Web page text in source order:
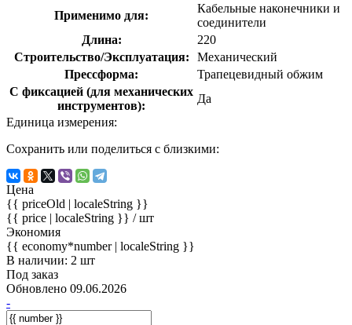
Применимо для:
Кабельные наконечники и
соединители
Длина:
220
Строительство/Эксплуатация:
Механический
Прессформа:
Трапецевидный обжим
С фиксацией (для механических
инструментов):
Да
Единица измерения:
Сохранить или поделиться с близкими:
Цена
{{ priceOld | localeString }}
{{ price | localeString }} / шт
Экономия
{{ economy*number | localeString }}
В наличии: 2 шт
Под заказ
Обновлено 09.06.2026
-